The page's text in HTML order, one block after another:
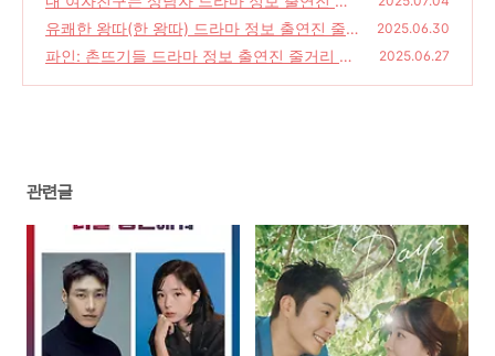
산하 아린 유정후 츄 줄거리 남주의 첫날밤을
가져버렸다 후속 드라마
(38)
유쾌한 왕따(한 왕따) 드라마 정보 출연진 줄거
리 결말 웹툰 원작 드라마
(20)
2025.06.30
파인: 촌뜨기들 드라마 정보 출연진 줄거리 몇
2025.06.27
관련글